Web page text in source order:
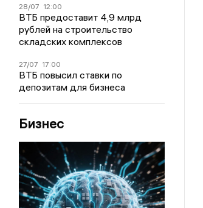
28/07 12:00
ВТБ предоставит 4,9 млрд
рублей на строительство
складских комплексов
27/07 17:00
ВТБ повысил ставки по
депозитам для бизнеса
Бизнес